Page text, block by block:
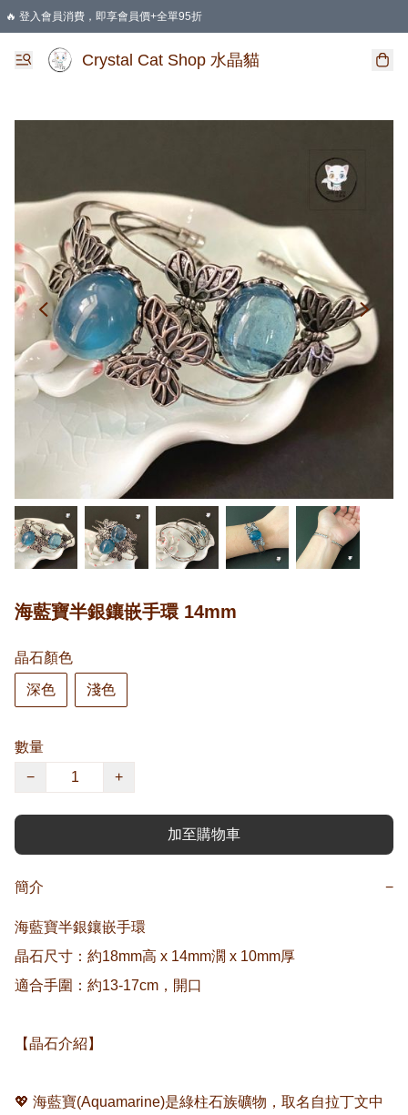
🔥 登入會員消費，即享會員價+全單95折
🛍️ 購物滿HKD 400 即享免運費優惠
Crystal Cat Shop 水晶貓
海藍寶半銀鑲嵌手環 14mm
晶石顏色
深色 淺色
數量
−
+
加至購物車
簡介 −
海藍寶半銀鑲嵌手環
晶石尺寸：約18mm高 x 14mm濶 x 10mm厚
適合手圍：約13-17cm，開口
【晶石介紹】
💖 海藍寶(Aquamarine)是綠柱石族礦物，取名自拉丁文中